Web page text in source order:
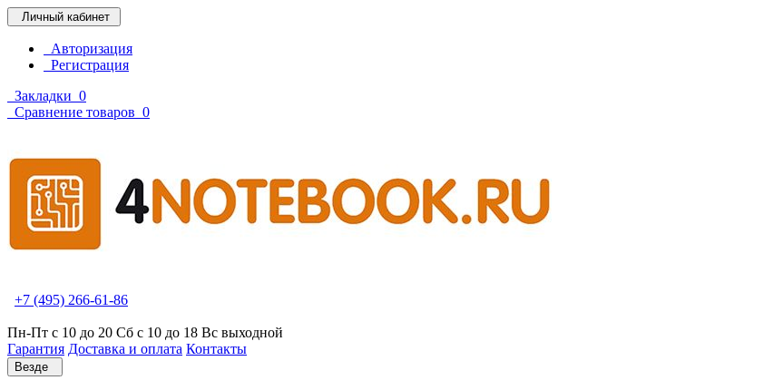
Личный кабинет
Авторизация
Регистрация
Закладки 0
Сравнение товаров 0
+7 (495) 266-61-86
Пн-Пт с 10 до 20 Сб с 10 до 18 Вс выходной
Гарантия Доставка и оплата Контакты
Везде